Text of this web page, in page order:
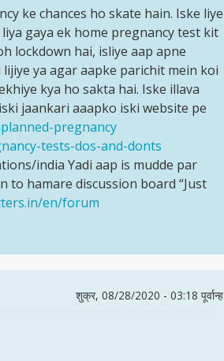
ke chances ho skate hain. Iske liye
gaya ek home pregnancy test kit
lockdown hai, isliye aap apne
ya agar aapke parichit mein koi
kya ho sakta hai. Iske illava
jaankari aaapko iski website pe
pregnancy
tests-dos-and-donts
india Yadi aap is mudde par
to hamare discussion board “Just
en/forum
शुक्र, 08/28/2020 - 03:18 पूर्वान्ह